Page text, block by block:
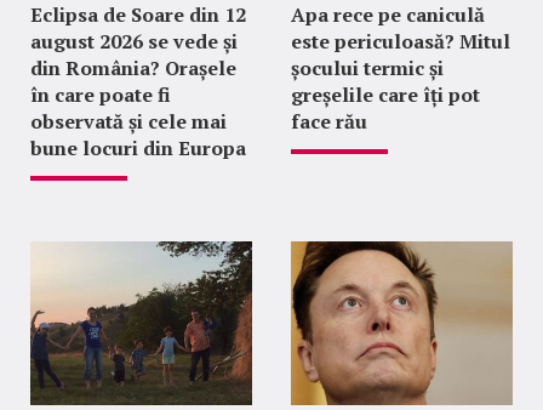
Eclipsa de Soare din 12
august 2026 se vede și
din România? Orașele
în care poate fi
observată și cele mai
bune locuri din Europa
Apa rece pe caniculă
este periculoasă? Mitul
șocului termic și
greșelile care îți pot
face rău